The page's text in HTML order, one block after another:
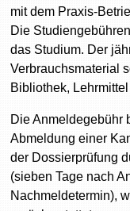
mit dem Praxis-
Die
das Studium. Der
Verbrauchsmaterial
Bibliothek,
Die Anmeldegebühr
Abmeldung einer
der Dossierprüfung
(sieben Tage nach
Nachmeldetermin),